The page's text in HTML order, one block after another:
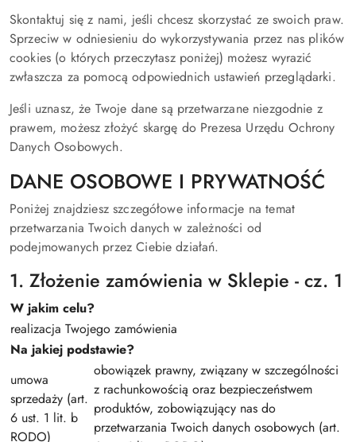
Skontaktuj się z nami, jeśli chcesz skorzystać ze swoich praw.
Sprzeciw w odniesieniu do wykorzystywania przez nas plików
cookies (o których przeczytasz poniżej) możesz wyrazić
zwłaszcza za pomocą odpowiednich ustawień przeglądarki.
Jeśli uznasz, że Twoje dane są przetwarzane niezgodnie z
prawem, możesz złożyć skargę do Prezesa Urzędu Ochrony
Danych Osobowych.
DANE OSOBOWE I PRYWATNOŚĆ
Poniżej znajdziesz szczegółowe informacje na temat
przetwarzania Twoich danych w zależności od
podejmowanych przez Ciebie działań.
1. Złożenie zamówienia w Sklepie - cz. 1
W jakim celu?
realizacja Twojego zamówienia
Na jakiej podstawie?
umowa
sprzedaży (art.
6 ust. 1 lit. b
RODO)
obowiązek prawny, związany w szczególności
z rachunkowością oraz bezpieczeństwem
produktów, zobowiązujący nas do
przetwarzania Twoich danych osobowych (art.